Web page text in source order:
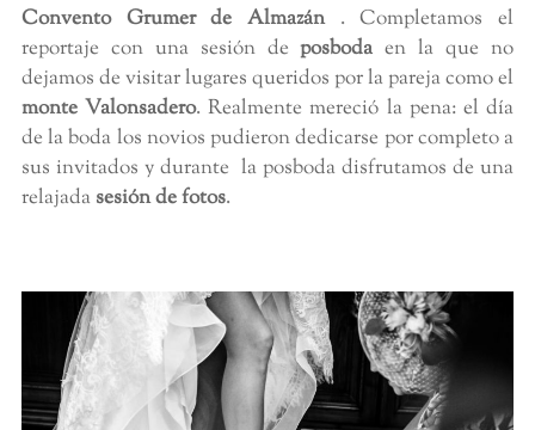
Convento Grumer de Almazán. Completamos el
reportaje con una sesión deposboda en la que no
dejamos de visitar lugares queridos por la pareja como el
monte Valonsadero. Realmente mereció la pena: el día
de la boda los novios pudieron dedicarse por completo a
sus invitados y durante la posboda disfrutamos de una
relajada sesión de fotos.